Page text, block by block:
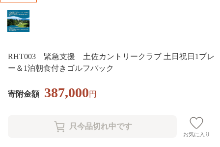
RHT003 緊急支援 土佐カントリークラブ 土日祝日1プレ
ー＆1泊朝食付きゴルフパック
寄附金額 387,000円
お気に入り